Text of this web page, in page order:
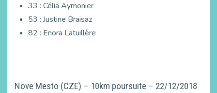
33 : Célia Aymonier
53 : Justine Braisaz
82 : Enora Latuillère
Nove Mesto (CZE) – 10km poursuite – 22/12/2018